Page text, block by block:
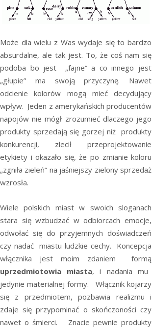
Może dla wielu z Was wydaje się to bardzo
absurdalne, ale tak jest. To, że coś nam się
podoba bo jest „fajne” a co innego jest
„głupie” ma swoją przyczynę. Nawet
odcienie kolorów mogą mieć decydujący
wpływ. Jeden z amerykańskich producentów
napojów nie mógł zrozumieć dlaczego jego
produkty sprzedają się gorzej niż produkty
konkurencji, zlecił przeprojektowanie
etykiety i okazało się, że po zmianie koloru
„zgniła zieleń” na jaśniejszy zielony sprzedaż
wzrosła.
Wiele polskich miast w swoich sloganach
stara się wzbudzać w odbiorcach emocje,
odwołać się do przyjemnych doświadczeń
czy nadać miastu ludzkie cechy. Koncepcja
włącznika jest moim zdaniem formą
uprzedmiotowia miasta, i nadania mu
jedynie materialnej formy. Włącznik kojarzy
się z przedmiotem, pozbawia realizmu i
zdaje się przypominać o skończoności czy
nawet o śmierci. Znacie pewnie produkty